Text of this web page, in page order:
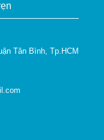
Tân Bình, Tp.HCM